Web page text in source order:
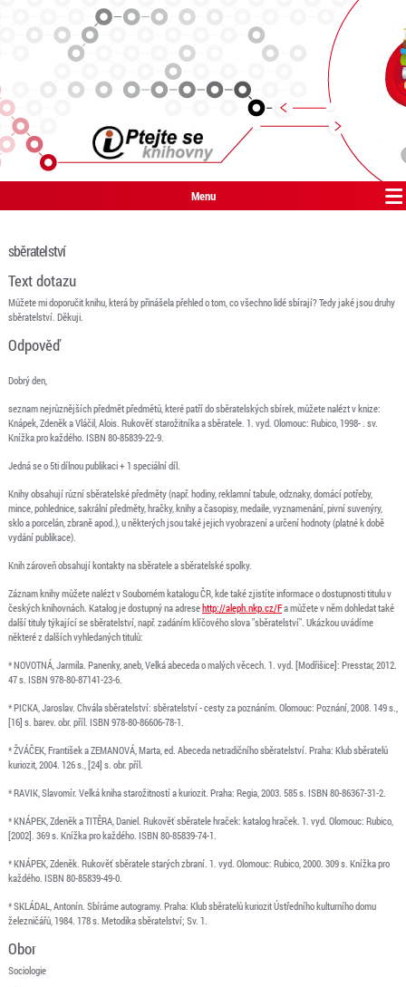
Menu
sběratelství
Text dotazu
Můžete mi doporučit knihu, která by přinášela přehled o tom, co všechno lidé sbírají? Tedy jaké jsou druhy
sběratelství. Děkuji.
Odpověď
Dobrý den,
seznam nejrůznějších předmět předmětů, které patří do sběratelských sbírek, můžete nalézt v knize:
Knápek, Zdeněk a Vláčil, Alois. Rukověť starožitníka a sběratele. 1. vyd. Olomouc: Rubico, 1998- . sv.
Knížka pro každého. ISBN 80-85839-22-9.
Jedná se o 5ti dílnou publikaci + 1 speciální díl.
Knihy obsahují různí sběratelské předměty (např. hodiny, reklamní tabule, odznaky, domácí potřeby,
mince, pohlednice, sakrální předměty, hračky, knihy a časopisy, medaile, vyznamenání, pivní suvenýry,
sklo a porcelán, zbraně apod.), u některých jsou také jejich vyobrazení a určení hodnoty (platné k době
vydání publikace).
Knih zároveň obsahují kontakty na sběratele a sběratelské spolky.
Záznam knihy můžete nalézt v Souborném katalogu ČR, kde také zjistíte informace o dostupnosti titulu v
českých knihovnách. Katalog je dostupný na adresehttp://aleph.nkp.cz/Fa můžete v něm dohledat také
další tituly týkající se sběratelství, např. zadáním klíčového slova "sběratelství". Ukázkou uvádíme
některé z dalších vyhledaných titulů:
* NOVOTNÁ, Jarmila. Panenky, aneb, Velká abeceda o malých věcech. 1. vyd. [Modřišice]: Presstar, 2012.
47 s. ISBN 978-80-87141-23-6.
* PICKA, Jaroslav. Chvála sběratelství: sběratelství - cesty za poznáním. Olomouc: Poznání, 2008. 149 s.,
[16] s. barev. obr. příl. ISBN 978-80-86606-78-1.
* ŽVÁČEK, František a ZEMANOVÁ, Marta, ed. Abeceda netradičního sběratelství. Praha: Klub sběratelů
kuriozit, 2004. 126 s., [24] s. obr. příl.
* RAVIK, Slavomír. Velká kniha starožitností a kuriozit. Praha: Regia, 2003. 585 s. ISBN 80-86367-31-2.
* KNÁPEK, Zdeněk a TITĚRA, Daniel. Rukověť sběratele hraček: katalog hraček. 1. vyd. Olomouc: Rubico,
[2002]. 369 s. Knížka pro každého. ISBN 80-85839-74-1.
* KNÁPEK, Zdeněk. Rukověť sběratele starých zbraní. 1. vyd. Olomouc: Rubico, 2000. 309 s. Knížka pro
každého. ISBN 80-85839-49-0.
* SKLÁDAL, Antonín. Sbíráme autogramy. Praha: Klub sběratelů kuriozit Ústředního kulturního domu
železničářů, 1984. 178 s. Metodika sběratelství; Sv. 1.
Obor
Sociologie